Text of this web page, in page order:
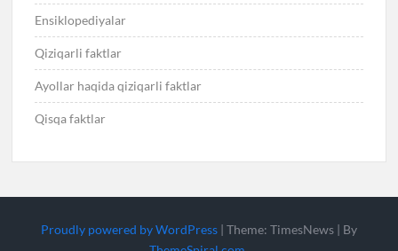
Ensiklopediyalar
Qiziqarli faktlar
Ayollar haqida qiziqarli faktlar
Qisqa faktlar
Proudly powered by WordPress | Theme: TimesNews | By